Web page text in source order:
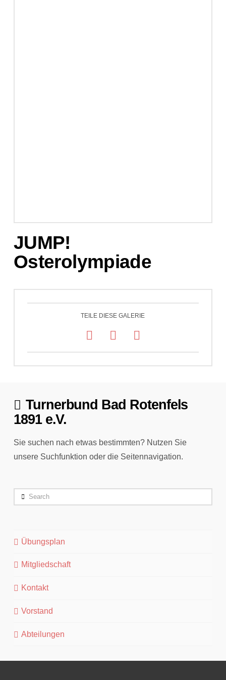
JUMP!
Osterolympiade
TEILE DIESE GALERIE
Turnerbund Bad Rotenfels
1891 e.V.
Sie suchen nach etwas bestimmten? Nutzen Sie
unsere Suchfunktion oder die Seitennavigation.
Search
Übungsplan
Mitgliedschaft
Kontakt
Vorstand
Abteilungen